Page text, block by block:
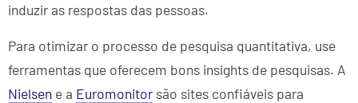
induzir as respostas das pessoas.
Para otimizar o processo de pesquisa quantitativa, use
ferramentas que oferecem bons insights de pesquisas. A
Nielsen e a Euromonitor são sites confiáveis para